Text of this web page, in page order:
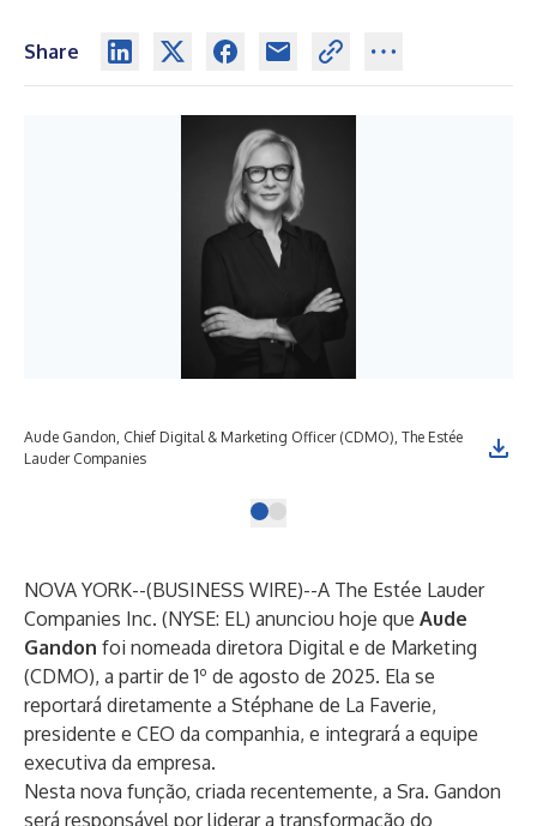
Share
Aude Gandon, Chief Digital & Marketing Officer (CDMO), The Estée
Lauder Companies
NOVA YORK--(BUSINESS WIRE)--A The Estée Lauder
Companies Inc. (NYSE: EL) anunciou hoje que Aude
Gandon foi nomeada diretora Digital e de Marketing
(CDMO), a partir de 1º de agosto de 2025. Ela se
reportará diretamente a Stéphane de La Faverie,
presidente e CEO da companhia, e integrará a equipe
executiva da empresa.
Nesta nova função, criada recentemente, a Sra. Gandon
será responsável por liderar a transformação do